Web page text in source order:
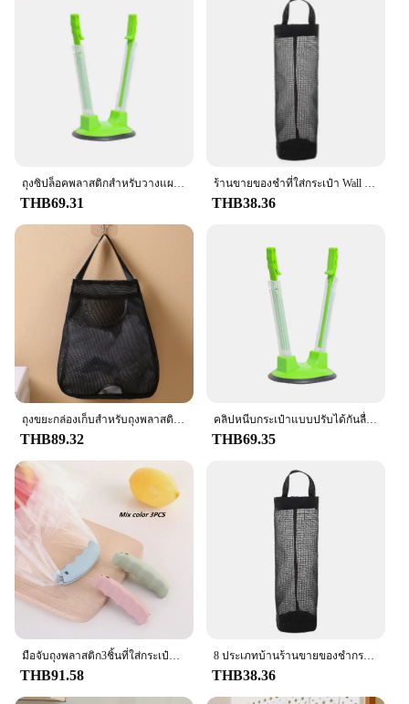
ถุงซิปล็อคพลาสติกสำหรับวางแผนอาหารอุปกรณ์ทำครัววางแผนที่ใส่กระเป๋าวางอาหาร
THB69.31
ร้านขายของชำที่ใส่กระเป๋า Wall Mount ที่ใส่ถุงพลาสติกที่ใส่กระเป๋า Dispenser แขวนเก็บถุงถังขยะห้องครัว Organizer ขยะ
THB38.36
THB89.32
คลิปหนีบกระเป๋าแบบปรับได้กันลื่นที่ยึดชั้นวางของทรงถุงไม่มีที่จับกระเป๋าเก็บของมีตัวหนีบถุงพลาสติกผู้ถือเก็บอาหารในครัว
THB69.35
THB91.58
8 ประเภทบ้านร้านขายของชํากระเป๋าผู้ถือ Wall Mount ถุงพลาสติกผู้ถือตู้แขวนถังขยะถุงขยะห้องครัวขยะ Organizer
THB38.36